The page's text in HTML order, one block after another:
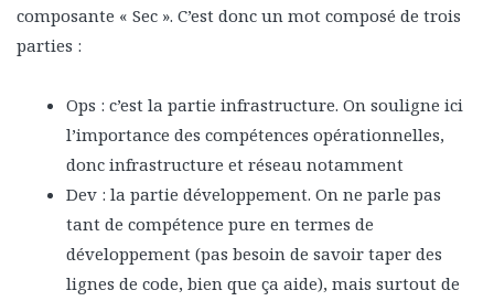
composante « Sec ». C’est donc un mot composé de trois
parties :
Ops : c’est la partie infrastructure. On souligne ici
l’importance des compétences opérationnelles,
donc infrastructure et réseau notamment
Dev : la partie développement. On ne parle pas
tant de compétence pure en termes de
développement (pas besoin de savoir taper des
lignes de code, bien que ça aide), mais surtout de